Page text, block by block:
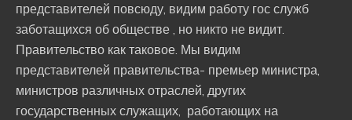
представителей повсюду, видим работу гос служб
заботащихся об обществе , но никто не видит.
Правительство как таковое. Мы видим
представителей правительства- премьер министра,
министров различных отраслей, других
государственных служащих, работающих на